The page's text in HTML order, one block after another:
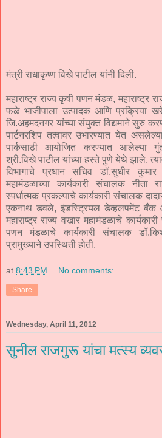
मंत्री राधाकृष्ण विखे पाटील यांनी दिली.
महाराष्ट्र राज्य कृषी पणन मंडळ, महाराष्ट्र
फळे भाजीपाला उत्पादक आणि प्रक्रिया
जि.अहमदनगर यांच्या संयुक्त विद्यमाने सुरु
पार्टनरशिप तत्वावर उभारण्यात येत
पार्कसाठी आयोजित करण्यात आलेल्या
श्री.विखे पाटील यांच्या हस्ते पुणे येथे झाले.
विभागाचे प्रधान सचिव डॉ.सुधीर
महामंडळाच्या कार्यकारी संचालक नीता
स्पर्धात्मक प्रकल्पाचे कार्यकारी संचालक
एकनाथ डवले, इंडस्ट्रियल डेव्हलपमेंट बँक
महाराष्ट्र राज्य वखार महामंडळाचे
पणन मंडळाचे कार्यकारी संचालक
प्रामुख्याने उपस्थिती होती.
at 8:43 PM No comments:
Share
Wednesday, April 11, 2012
सुनील राजगुरू यांचा मत्स्य